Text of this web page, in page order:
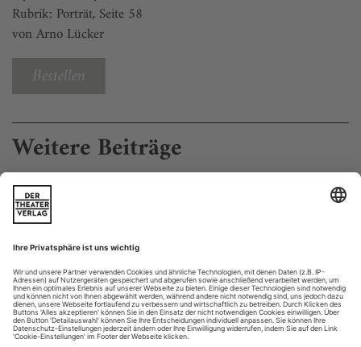
Rubrik: Porträt, Seite 58
von Arno Lücker
Bestellen
Weitere Beiträge
«Strandläufer am Meer der Ewigkeit»
Heinz Holligers Lenau-Klangbiografie «Lunea»
«Lunea» wurde am 4. März 2018 am Opernhaus Zürich
uraufgeführt und in der Kritikerumfrage dieser Zeitschrift zur
«Uraufführung des Jahres» gewählt. Nachgespielt – das
Schicksal vieler Uraufführungen selbst prominenter
Komponisten – wurde es bis heute nicht. Es ist eine Großtat